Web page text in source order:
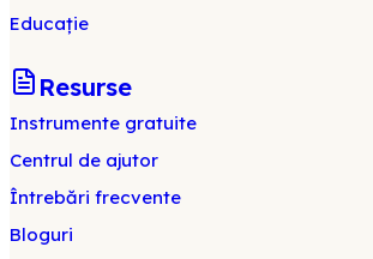
Educație
Resurse
Instrumente gratuite
Centrul de ajutor
Întrebări frecvente
Bloguri